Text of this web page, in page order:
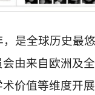
是全球历史最
由来自欧洲及
价值等维度开展